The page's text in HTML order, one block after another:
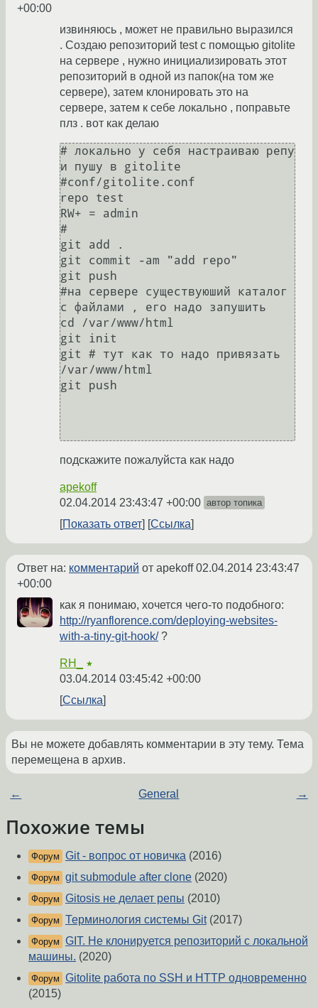
+00:00
извиняюсь , может не правильно выразился
. Создаю репозиторий test с помощью gitolite
на сервере , нужно инициализировать этот
репозиторий в одной из папок(на том же
сервере), затем клонировать это на
сервере, затем к себе локально , поправьте
плз . вот как делаю
# локально у себя настраиваю репу
и пушу в gitolite
#conf/gitolite.conf
repo test
RW+ = admin
#
git add .
git commit -am "add repo"
git push
#на сервере существуюший каталог
с файлами , его надо запушить
cd /var/www/html
git init
git # тут как то надо привязать
/var/www/html
git push
подскажите пожалуйста как надо
apekoff
02.04.2014 23:43:47 +00:00 автор топика
Показать ответ Ссылка
Ответ на: комментарий от apekoff02.04.2014 23:43:47
+00:00
как я понимаю, хочется чего-то подобного:
http://ryanflorence.com/deploying-websites-
with-a-tiny-git-hook/?
RH_ ★
03.04.2014 03:45:42 +00:00
Ссылка
Вы не можете добавлять комментарии в эту тему. Тема
перемещена в архив.
← General →
Похожие темы
Форум Git - вопрос от новичка (2016)
Форум git submodule after clone (2020)
Форум Gitosis не делает репы (2010)
Форум Терминология системы Git(2017)
Форум GIT. Не клонируется репозиторий с локальной
машины. (2020)
Форум Gitolite работа по SSH и HTTP одновременно
(2015)